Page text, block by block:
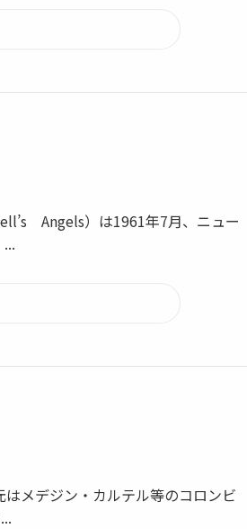
Angels）は1961年7月、ニュー
メデジン・カルテル等のコロンビ